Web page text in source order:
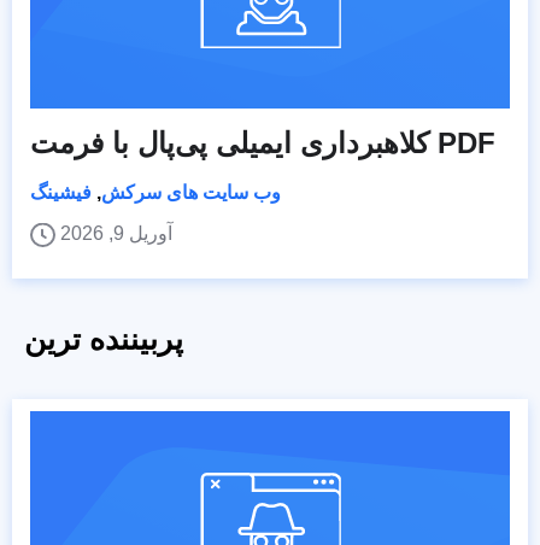
کلاهبرداری ایمیلی پی‌پال با فرمت PDF
وب سایت های سرکش, فیشینگ
آوریل 9, 2026
پربیننده ترین